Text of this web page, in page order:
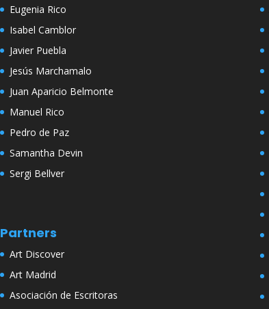
Eugenia Rico
Isabel Camblor
Javier Puebla
Jesús Marchamalo
Juan Aparicio Belmonte
Manuel Rico
Pedro de Paz
Samantha Devin
Sergi Bellver
Partners
Art Discover
Art Madrid
Asociación de Escritoras